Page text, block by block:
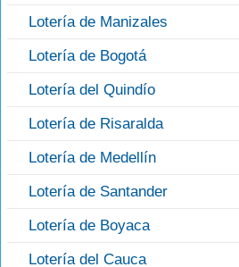
Lotería de Manizales
Lotería de Bogotá
Lotería del Quindío
Lotería de Risaralda
Lotería de Medellín
Lotería de Santander
Lotería de Boyaca
Lotería del Cauca